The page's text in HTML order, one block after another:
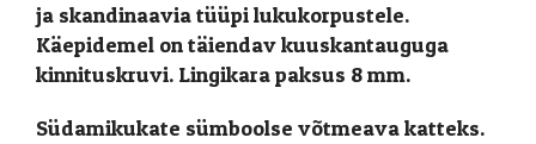
ja skandinaavia tüüpi lukukorpustele.
Käepidemel on täiendav kuuskantauguga
kinnituskruvi. Lingikara paksus 8 mm.
Südamikukate sümboolse võtmeava katteks.